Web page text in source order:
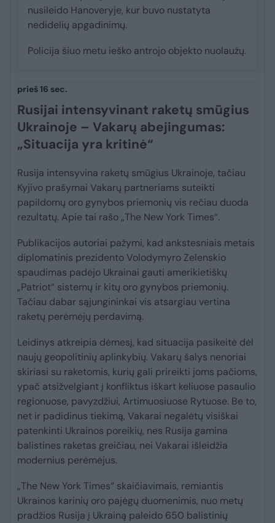
nusileido Hanoveryje, kur buvo nustatyta
nedidelių apgadinimų.
Policija šiuo metu ieško antrojo objekto nuolaužų.
prieš 16 sec.
Rusijai intensyvinant raketų smūgius
Ukrainoje – Vakarų abejingumas:
„Situacija yra kritinė“
Rusija intensyvina raketų smūgius Ukrainoje, tačiau
Kyjivo prašymai Vakarų partneriams suteikti
papildomų oro gynybos priemonių vis rečiau duoda
rezultatų. Apie tai rašo „The New York Times“.
Publikacijos autoriai pažymi, kad ankstesniais metais
diplomatinis prezidento Volodymyro Zelenskio
spaudimas padėjo Ukrainai gauti amerikietiškų
„Patriot“ sistemų ir kitų oro gynybos priemonių.
Tačiau dabar sąjungininkai vis atsargiau vertina
raketų perėmėjų perdavimą.
Leidinys atkreipia dėmesį, kad situacija pasikeitė dėl
naujų geopolitinių aplinkybių. Vakarų šalys nenoriai
skiriasi su raketomis, kurių gali prireikti joms pačioms,
ypač atsižvelgiant į konfliktus iškart keliuose pasaulio
regionuose, pavyzdžiui, Artimuosiuose Rytuose. Be to,
net ir padidinus tiekimą, Vakarai negalėtų visiškai
patenkinti Ukrainos poreikių, nes Rusija gamina
balistines raketas greičiau, nei Vakarai išleidžia
modernius perėmėjus.
„The New York Times“ skaičiavimais, remiantis
Ukrainos karinių oro pajėgų duomenimis, nuo metų
pradžios Rusija į Ukrainą paleido 650 balistinių